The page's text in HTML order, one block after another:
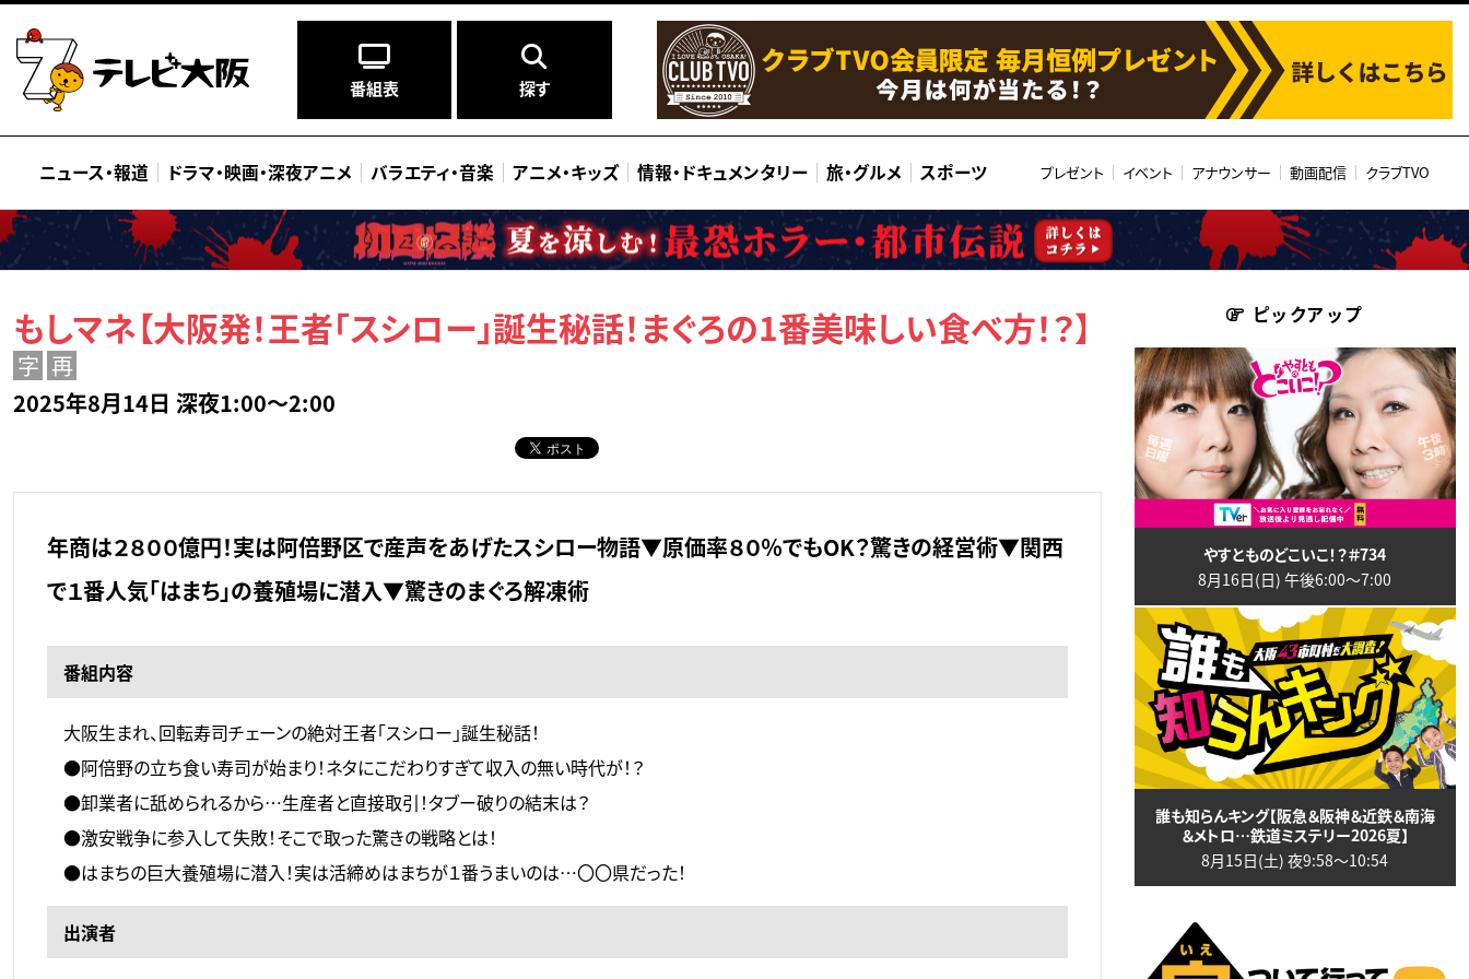
番組表 探す
ニュース・報道 ドラマ・映画・深夜アニメ バラエティ・音楽 アニメ・キッズ 情報・ ドキュメンタリー 旅・グルメ スポーツ プレゼント イベント アナウンサー 動画配信 クラブTVO
もしマネ【大阪発！王者「スシロー」誕生秘話！まぐろの1番美味しい食べ方！？】
字 再
2025年8月14日 深夜1:00～2:00
年商は２８００億円！実は阿倍野区で産声をあげたスシロー物語▼原価率８０％でもOK？驚きの経営術▼関西
で１番人気「はまち」の養殖場に潜入▼驚きのまぐろ解凍術
番組内容
大阪生まれ、回転寿司チェーンの絶対王者「スシロー」誕生秘話！
●阿倍野の立ち食い寿司が始まり！ネタにこだわりすぎて収入の無い時代が！？
●卸業者に舐められるから…生産者と直接取引！タブー破りの結末は？
●激安戦争に参入して失敗！そこで取った驚きの戦略とは！
●はまちの巨大養殖場に潜入！実は活締めはまちが１番うまいのは…〇〇県だった！
出演者
ピックアップ
やすとものどこいこ！？＃734
8月16日(日) 午後6:00〜7:00
誰も知らんキング【阪急＆阪神＆近鉄＆南海
＆メトロ…鉄道ミステリー2026夏】
8月15日(土) 夜9:58〜10:54